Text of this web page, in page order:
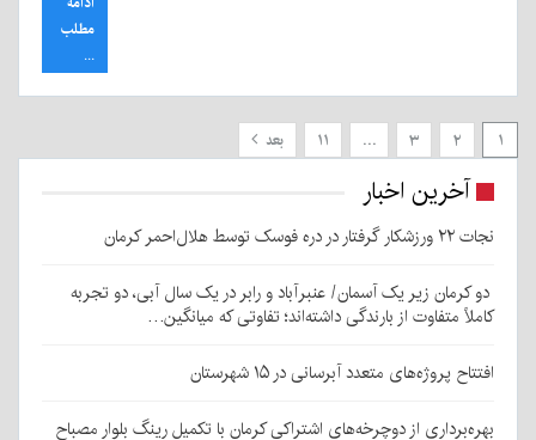
مطلب
...
۱ ۲ ۳ … ۱۱ بعد
آخرین اخبار
نجات ۲۲ ورزشکار گرفتار در دره فوسک توسط هلال‌احمر کرمان
دو کرمان زیر یک آسمان/ عنبرآباد و رابر در یک سال آبی، دو تجربه
کاملاً متفاوت از بارندگی داشته‌اند؛ تفاوتی که میانگین…
افتتاح پروژه‌های متعدد آبرسانی در ۱۵ شهرستان
بهره‌برداری از دوچرخه‌های اشتراکی کرمان با تکمیل رینگ بلوار مصباح